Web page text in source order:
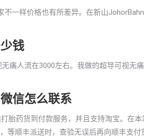
一样价格也有所差异。在新山
钱
痛人流在3000左右。我做的超导可视无
信怎么联系
胎药货到付款服务，并且支持淘宝。在本
等顺丰派送时，查验无误后再向顺丰支付